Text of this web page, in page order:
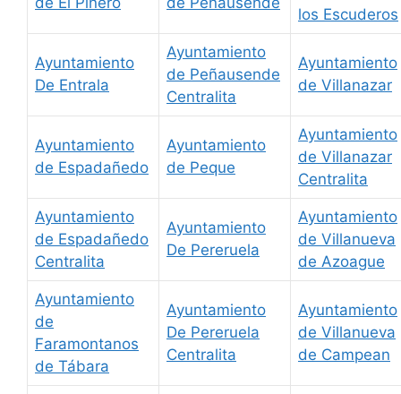
los Escuderos
Ayuntamiento
De Entrala
Ayuntamiento
de Peñausende
Centralita
Ayuntamiento
de Villanazar
Ayuntamiento
de Espadañedo
Ayuntamiento
de Peque
Ayuntamiento
de Villanazar
Centralita
Ayuntamiento
de Espadañedo
Centralita
Ayuntamiento
De Pereruela
Ayuntamiento
de Villanueva
de Azoague
Ayuntamiento
de
Faramontanos
de Tábara
Ayuntamiento
De Pereruela
Centralita
Ayuntamiento
de Villanueva
de Campean